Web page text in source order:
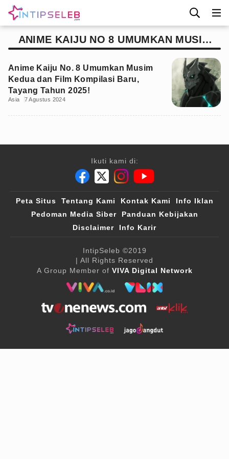
ANIME KAIJU NO 8 UMUMKAN MUSIM
KEDUA
Anime Kaiju No. 8 Umumkan Musim
Kedua dan Film Kompilasi Baru,
Tayang Tahun 2025!
Asia 7 Agustus 2024
Ikuti kami di:
Peta Situs Tentang Kami Kontak Kami
Info Iklan
Pedoman Media Siber
Panduan Kebijakan
Disclaimer
Info Karir
IntipSeleb ©2019
| All Rights Reserved
A Group Member of VIVA Digital Network